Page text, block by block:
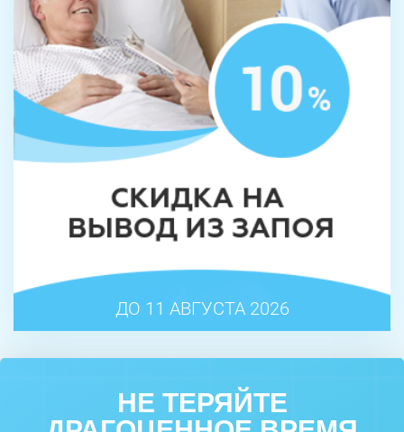
ДО 11 АВГУСТА 2026
НЕ ТЕРЯЙТЕ